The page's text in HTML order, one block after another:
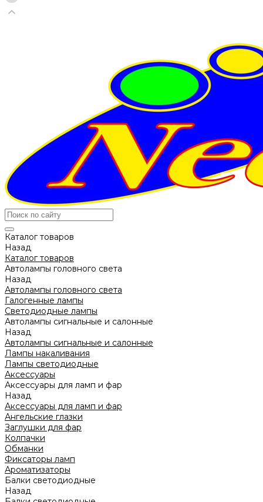
Каталог товаров
Назад
Каталог товаров
Автолампы головного света
Назад
Автолампы головного света
Галогенные лампы
Светодиодные лампы
Автолампы сигнальные и салонные
Назад
Автолампы сигнальные и салонные
Лампы накаливания
Лампы светодиодные
Аксессуары
Аксессуары для ламп и фар
Назад
Аксессуары для ламп и фар
Ангельские глазки
Заглушки для фар
Колпачки
Обманки
Фиксаторы ламп
Ароматизаторы
Балки светодиодные
Назад